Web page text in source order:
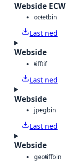
Webside ECW
octetbin
Last ned
Webside
tifftif
Last ned
Webside
jpegbin
Last ned
Webside
geotiffbin